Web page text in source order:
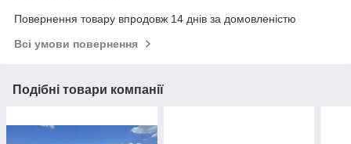
Повернення товару впродовж 14 днів за домовленістю
Всі умови повернення
Подібні товари компанії